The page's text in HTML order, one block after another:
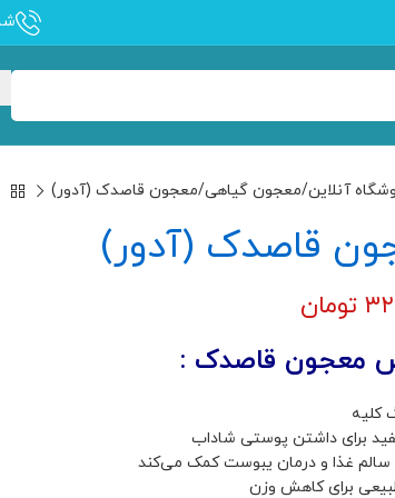
آنلاین معجون گیاهی معجون قاصدک (آدور)
قاصدک (آدور)
تومان
معجون قاصدک :
کلیه
برای داشتن پوستی شاداب
غذا و درمان یبوست کمک می‌کند
برای کاهش وزن